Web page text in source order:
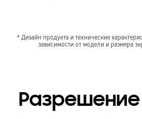
* Дизайн продукта и технические
зависимости от модели и размера
Разрешение